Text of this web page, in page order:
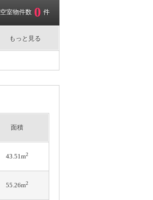
空室物件数 0 件
もっと見る
面積
43.51m2
55.26m2